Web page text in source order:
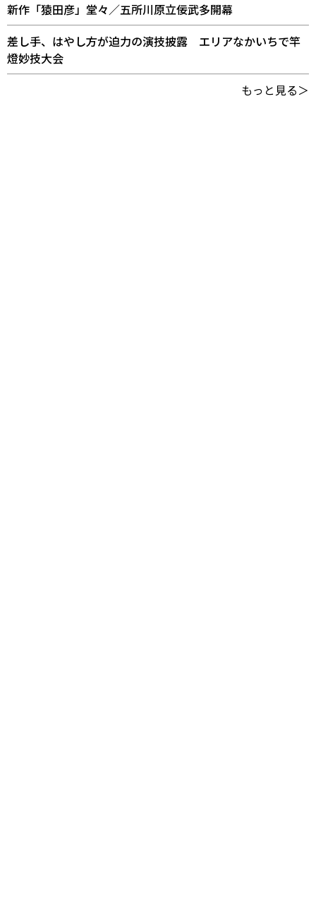
新作「猿田彦」堂々／五所川原立佞武多開幕
差し手、はやし方が迫力の演技披露 エリアなかいちで竿
燈妙技大会
もっと見る＞